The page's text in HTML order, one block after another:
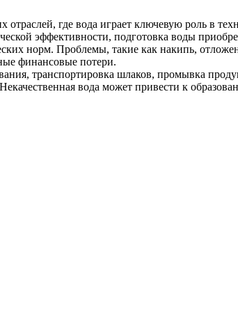
отраслей, где вода играет ключевую роль в
эффективности, подготовка воды
норм. Проблемы, такие как накипь,
финансовые потери.
транспортировка шлаков, промывка
вода может привести к